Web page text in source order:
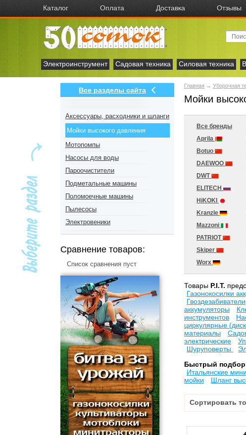
Каталог Оплата Доставка Отзывы
Электроинструмент
Садовая техника Силовая техника
Все разделы сайта
Аксесcуары, расходники и шланги
Мойки высокого давления
Мотопомпы
Насосы для воды
Пароочистители
Подметальные машины
Поломоечные машины
Пылесосы
Электровеники
Сравнение товаров:
Список сравнения пуст
Главная → Уборочная
Мойки
Все бренды
Aprila
Botuo
DAEWOO
DWT
ELITECH
HiKOKI
Kranzle
Mazzoni
PATRIOT
Skiper
Worx
Товары P.I.T.
Газонокосилки
аккумуляторы
инструментов
циркулярные
материалы
электрические
Шуруповерты
Быстрый
Итальянские
мойки
Шланг
Сортировать